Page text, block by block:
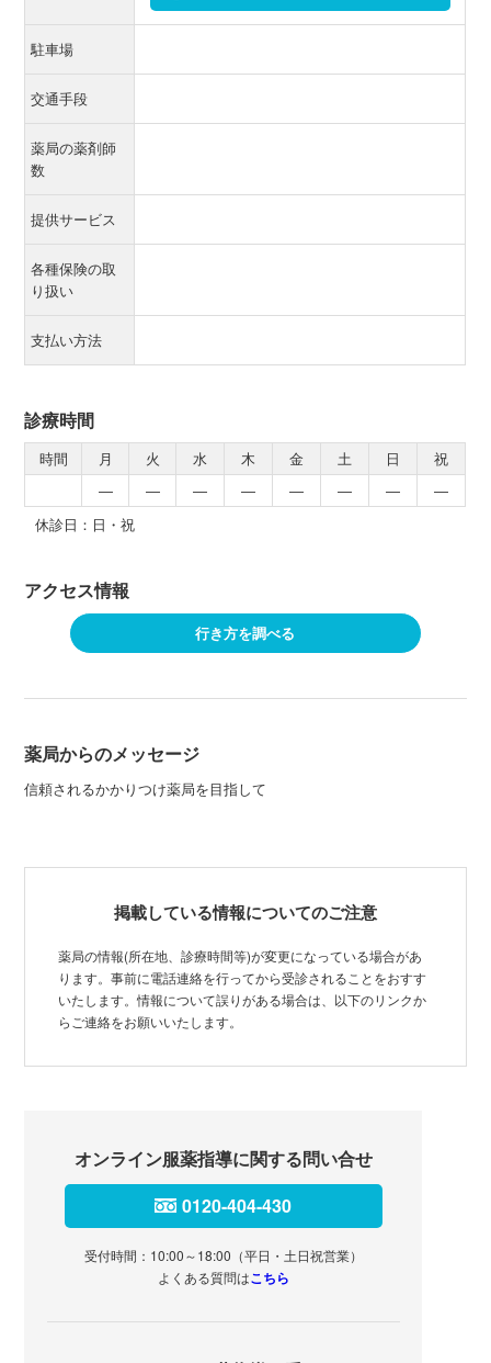
駐車場
交通手段
薬局の薬剤師
数
提供サービス
各種保険の取
り扱い
支払い方法
診療時間
時間 月 火 水 木 金 土 日
祝
―
― ― ― ― ― ―
―
休診日：日・祝
アクセス情報
行き方を調べる
薬局からのメッセージ
信頼されるかかりつけ薬局を目指して
掲載している情報についてのご注意
薬局の情報(所在地、診療時間等)が変更になっている場合があ
ります。事前に電話連絡を行ってから受診されることをおすす
いたします。情報について誤りがある場合は、以下のリンクか
らご連絡をお願いいたします。
オンライン服薬指導に関する問い合せ
0120-404-430
受付時間：10:00～18:00（平日・土日祝営業）
よくある質問はこちら